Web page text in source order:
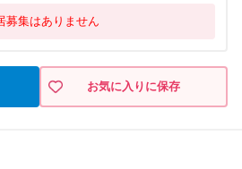
募集はありません
お気に入りに保存